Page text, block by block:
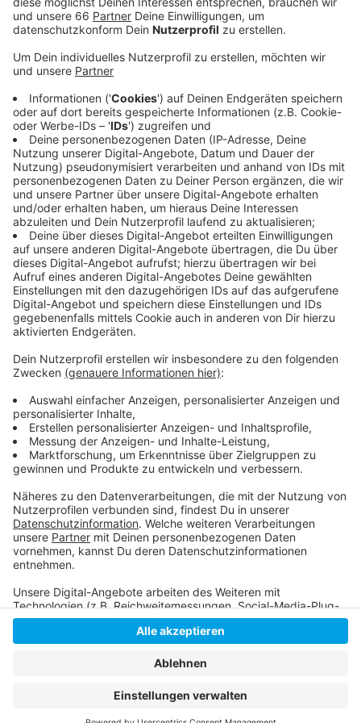
Anzeige
Zusammen mit professionellen Tänzerinnen könnt Ihr
Urban Dance lernen. Und damit lernt Ihr nicht nur den
Tanz kennen, sondern auch Euch und Eure Stadt. Denn
Urban Dance ist der Tanz der Stadt.
UPDATE 2.0 ist ein Projekt, bei dem viele
verschiedene Frauen zusammenkommen, sich
empowern und zusammen tanzen.
1.August um 18 Uhr
Zakk Tanzraum
Fichtenstraße 40
Eintritt ist frei, Anmeldung aber vorher an bei
Weitere Infos findet Ihr hier.
Anzeige